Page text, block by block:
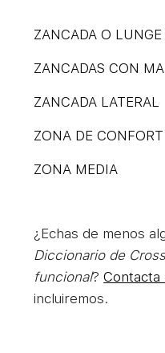
ZANCADA O LUNGE
ZANCADAS CON
ZANCADA LATERAL
ZONA DE CONFORT
ZONA MEDIA
¿Echas de menos
Diccionario de
funcional?
incluiremos.